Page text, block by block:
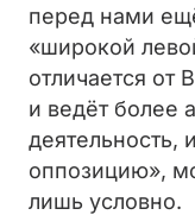
перед нами
«широкой
отличается от
и ведёт более
деятельность,
оппозицию»,
лишь условно.